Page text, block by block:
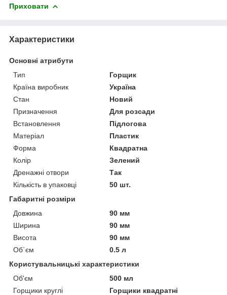
Приховати
Характеристики
Основні атрибути
Тип
Горщик
Країна виробник
Україна
Стан
Новий
Призначення
Для розсади
Встановлення
Підлогова
Матеріал
Пластик
Форма
Квадратна
Колір
Зелений
Дренажні отвори
Так
Кількість в упаковці
50 шт.
Габаритні розміри
Довжина
90 мм
Ширина
90 мм
Висота
90 мм
Об`єм
0.5 л
Користувальницькі характеристики
Об'єм
500 мл
Горщики круглі
Горщики квадратні